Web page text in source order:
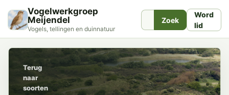
Vogelwerkgroep
Meijendel
Vogels, tellingen en duinnatuur
Zoek
Word
lid
Terug
naar
soorten